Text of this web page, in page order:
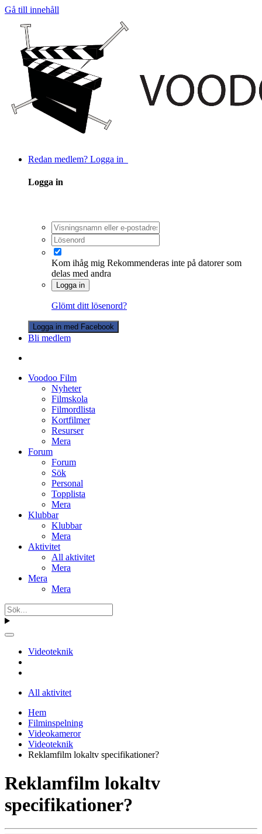
Gå till innehåll
Redan medlem? Logga in
Logga in
Kom ihåg mig Rekommenderas inte på datorer som
delas med andra
Logga in
Glömt ditt lösenord?
Logga in med Facebook
Bli medlem
Voodoo Film
Nyheter
Filmskola
Filmordlista
Kortfilmer
Resurser
Mera
Forum
Forum
Sök
Personal
Topplista
Mera
Klubbar
Klubbar
Mera
Aktivitet
All aktivitet
Mera
Mera
Mera
Videoteknik
All aktivitet
Hem
Filminspelning
Videokameror
Videoteknik
Reklamfilm lokaltv specifikationer?
Reklamfilm lokaltv
specifikationer?